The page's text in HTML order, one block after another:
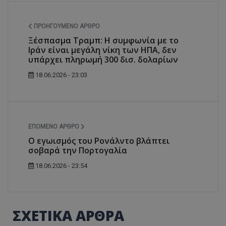
ΠΡΟΗΓΟΎΜΕΝΟ ΆΡΘΡΟ
Ξέσπασμα Τραμπ: Η συμφωνία με το
Ιράν είναι μεγάλη νίκη των ΗΠΑ, δεν
υπάρχει πληρωμή 300 δισ. δολαρίων
18.06.2026 - 23:03
ΕΠΌΜΕΝΟ ΆΡΘΡΟ
Ο εγωισμός του Ρονάλντο βλάπτει
σοβαρά την Πορτογαλία
18.06.2026 - 23:54
ΣΧΕΤΙΚΑ ΑΡΘΡΑ